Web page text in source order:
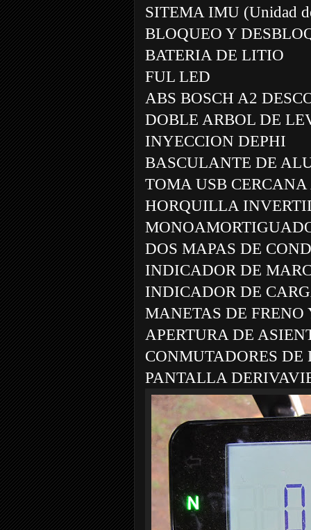
SITEMA IMU (Unidad
BLOQUEO Y
BATERIA DE LITIO
FUL LED
ABS BOSCH A2
DOBLE ARBOL DE
INYECCION DEPHI
BASCULANTE DE
TOMA USB
HORQUILLA
DOS MAPAS DE
INDICADOR DE
INDICADOR DE
MANETAS DE
APERTURA DE
CONMUTADORES
PANTALLA